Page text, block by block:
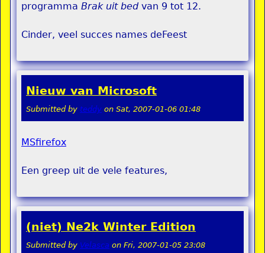
programma Brak uit bedvan 9 tot 12.
Cinder, veel succes names deFeest
Nieuw van Microsoft
Submitted by teddy on Sat, 2007-01-06 01:48
MSfirefox
Een greep uit de vele features,
(niet) Ne2k Winter Edition
Submitted by Velasca on Fri, 2007-01-05 23:08